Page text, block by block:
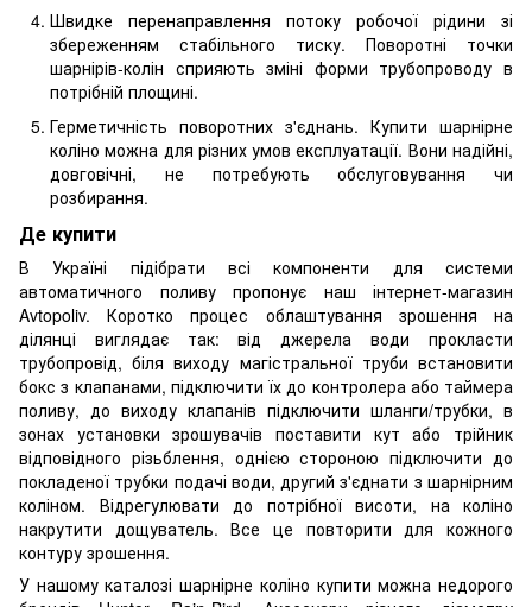
Швидке перенаправлення потоку робочої рідини зі
збереженням стабільного тиску. Поворотні точки
шарнірів-колін сприяють зміні форми трубопроводу в
потрібній площині.
Герметичність поворотних з'єднань. Купити шарнірне
коліно можна для різних умов експлуатації. Вони надійні,
довговічні, не потребують обслуговування чи
розбирання.
Де купити
В Україні підібрати всі компоненти для системи
автоматичного поливу пропонує наш інтернет-магазин
Avtopoliv. Коротко процес облаштування зрошення на
ділянці виглядає так: від джерела води прокласти
трубопровід, біля виходу магістральної труби встановити
бокс з клапанами, підключити їх до контролера або таймера
поливу, до виходу клапанів підключити шланги/трубки, в
зонах установки зрошувачів поставити кут або трійник
відповідного різьблення, однією стороною підключити до
покладеної трубки подачі води, другий з'єднати з шарнірним
коліном. Відрегулювати до потрібної висоти, на коліно
накрутити дощуватель. Все це повторити для кожного
контуру зрошення.
У нашому каталозі шарнірне коліно купити можна недорого